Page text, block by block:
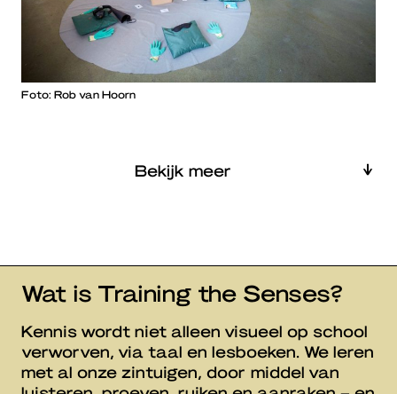
Foto: Rob van Hoorn
Bekijk meer
Wat is Training the Senses?
Kennis wordt niet alleen visueel op school
verworven, via taal en lesboeken. We leren
met al onze zintuigen, door middel van